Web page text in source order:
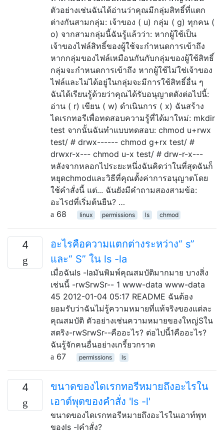
ตัวอย่างเช่นฉันได้อ่านว่าคุณมีกลุ่มสิทธิ์ที่แตก
ต่างกันสามกลุ่ม: เจ้าของ ( u) กลุ่ม ( g) ทุกคน (
o) จากสามกลุ่มนี้ฉันรู้แล้วว่า: หากผู้ใช้เป็น
เจ้าของไฟล์สิทธิ์ของผู้ใช้จะกำหนดการเข้าถึง
หากกลุ่มของไฟล์เหมือนกันกับกลุ่มของผู้ใช้สิทธิ์
กลุ่มจะกำหนดการเข้าถึง หากผู้ใช้ไม่ใช่เจ้าของ
ไฟล์และไม่ได้อยู่ในกลุ่มจะมีการใช้สิทธิ์อื่น ๆ
ฉันได้เรียนรู้ด้วยว่าคุณได้รับอนุญาตดังต่อไปนี้:
อ่าน ( r) เขียน ( w) ดำเนินการ ( x) ฉันสร้าง
ไดเรกทอรีเพื่อทดสอบความรู้ที่ได้มาใหม่: mkdir
test จากนั้นฉันทำแบบทดสอบ: chmod u+rwx
test/ # drwx------ chmod g+rx test/ #
drwxr-x--- chmod u-x test/ # drw-r-x---
หลังจากหลอกไประยะหนึ่งฉันคิดว่าในที่สุดฉันก็
หยุดchmodและวิธีที่คุณตั้งค่าการอนุญาตโดย
ใช้คำสั่งนี้ แต่... ฉันยังมีคำถามสองสามข้อ:
อะไรdที่เริ่มต้นยืน? …
68
linux permissions ls chmod
4
อะไรคือความแตกต่างระหว่าง“ s”
และ“ S” ใน ls -la
เมื่อฉันls -laมันพิมพ์คุณสมบัติมากมาย บางสิ่ง
เช่นนี้ -rwSrwSr-- 1 www-data www-data
45 2012-01-04 05:17 README ฉันต้อง
ยอมรับว่าฉันไม่รู้ความหมายที่แท้จริงของแต่ละ
คุณสมบัติ ตัวอย่างเช่นความหมายของใหญ่Sใน
สตริง-rwSrwSr--คืออะไร? ต่อไปนี้1คืออะไร?
ฉันรู้จักคนอื่นอย่างเกรี้ยวกราด
67
permissions ls
4
ขนาดของไดเรกทอรีหมายถึงอะไรใน
เอาต์พุตของคำสั่ง 'ls -l'
ขนาดของไดเรกทอรีหมายถึงอะไรในเอาท์พุท
ของls -lคำสั่ง?